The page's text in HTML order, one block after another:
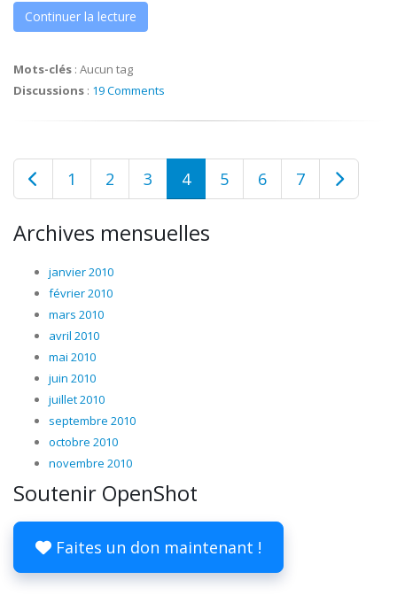
Continuer la lecture
Mots-clés : Aucun tag
Discussions : 19 Comments
1 2 3 4 5 6 7
Archives mensuelles
janvier 2010
février 2010
mars 2010
avril 2010
mai 2010
juin 2010
juillet 2010
septembre 2010
octobre 2010
novembre 2010
Soutenir OpenShot
Faites un don maintenant !